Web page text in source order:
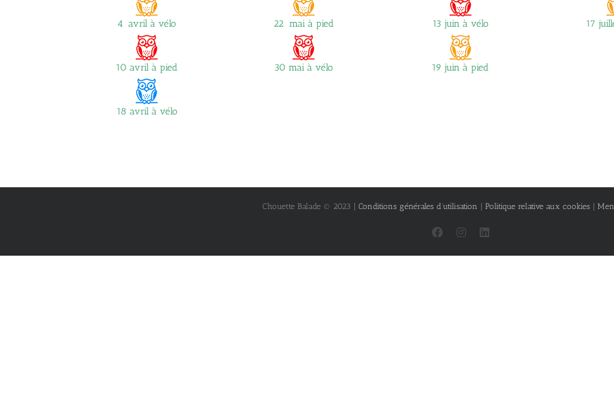
4 avril à vélo
10 avril à pied
18 avril à vélo
22 mai à pied
30 mai à vélo
13 juin à vélo
19 juin à pied
17
Chouette Balade © 2023 | Conditions générales d’utilisation Politique relative aux cookies
FacebookInstagram